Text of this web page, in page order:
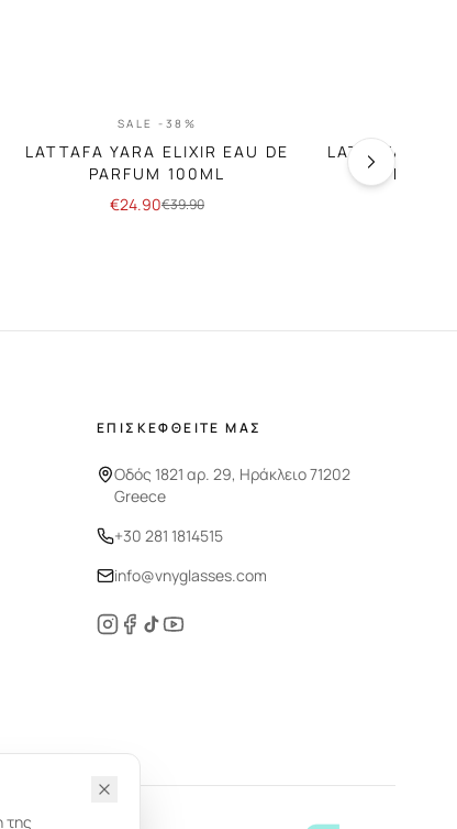
SALE -38%
LATTAFA YARA ELIXIR EAU DE
PARFUM 100ML
€24.90€39.90
LATTAFA
DE
ΕΠΙΣΚΕΦΘΕΙΤΕ ΜΑΣ
Οδός 1821 αρ. 29, Ηράκλειο 71202
Greece
+30 281 1814515
info@vnyglasses.com
της